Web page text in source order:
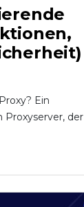
Ein
Proxyserver, der